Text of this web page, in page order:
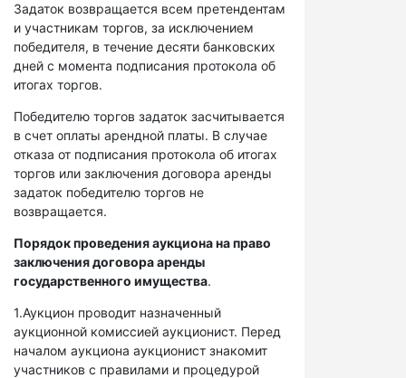
Задаток возвращается всем претендентам
и участникам торгов, за исключением
победителя, в течение десяти банковских
дней с момента подписания протокола об
итогах торгов.
Победителю торгов задаток засчитывается
в счет оплаты арендной платы. В случае
отказа от подписания протокола об итогах
торгов или заключения договора аренды
задаток победителю торгов не
возвращается.
Порядок проведения аукциона на право
заключения договора аренды
государственного имущества.
1.Аукцион проводит назначенный
аукционной комиссией аукционист. Перед
началом аукциона аукционист знакомит
участников с правилами и процедурой